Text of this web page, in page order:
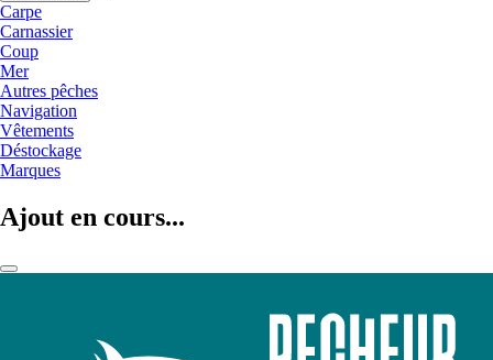
Carpe
Carnassier
Coup
Mer
Autres pêches
Navigation
Vêtements
Déstockage
Marques
Ajout en cours...